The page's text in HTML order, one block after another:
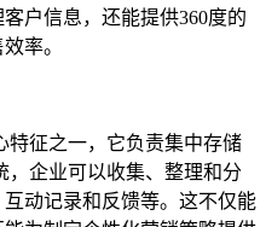
户信息，还能提供360度的
率。
特征之一，它负责集中存储
，企业可以收集、整理和分
动记录和反馈等。这不仅能